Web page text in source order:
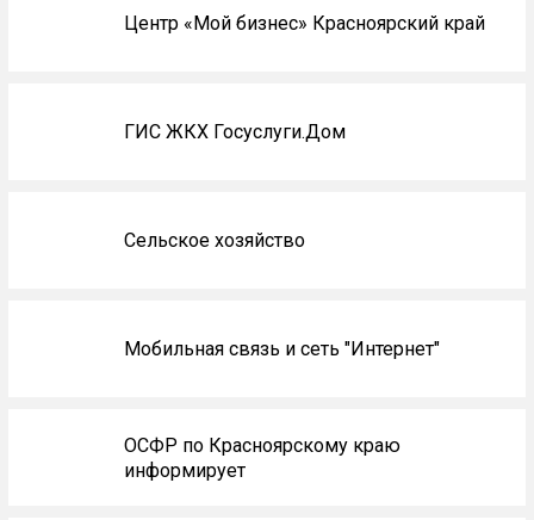
Центр «Мой бизнес» Красноярский край
ГИС ЖКХ Госуслуги.Дом
Сельское хозяйство
Мобильная связь и сеть "Интернет"
ОСФР по Красноярскому краю
информирует